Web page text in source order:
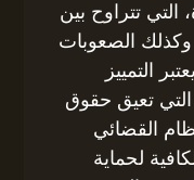
تتراوح بين
وكذلك الصعوبات
التمييز
التي تعيق حقوق
القضائي
لحماية